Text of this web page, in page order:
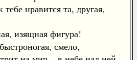
нравится та, другая,
изящная фигура!
смело,